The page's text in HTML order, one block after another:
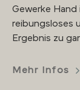
Gewerke Hand
reibungsloses
Ergebnis zu
Mehr Infos